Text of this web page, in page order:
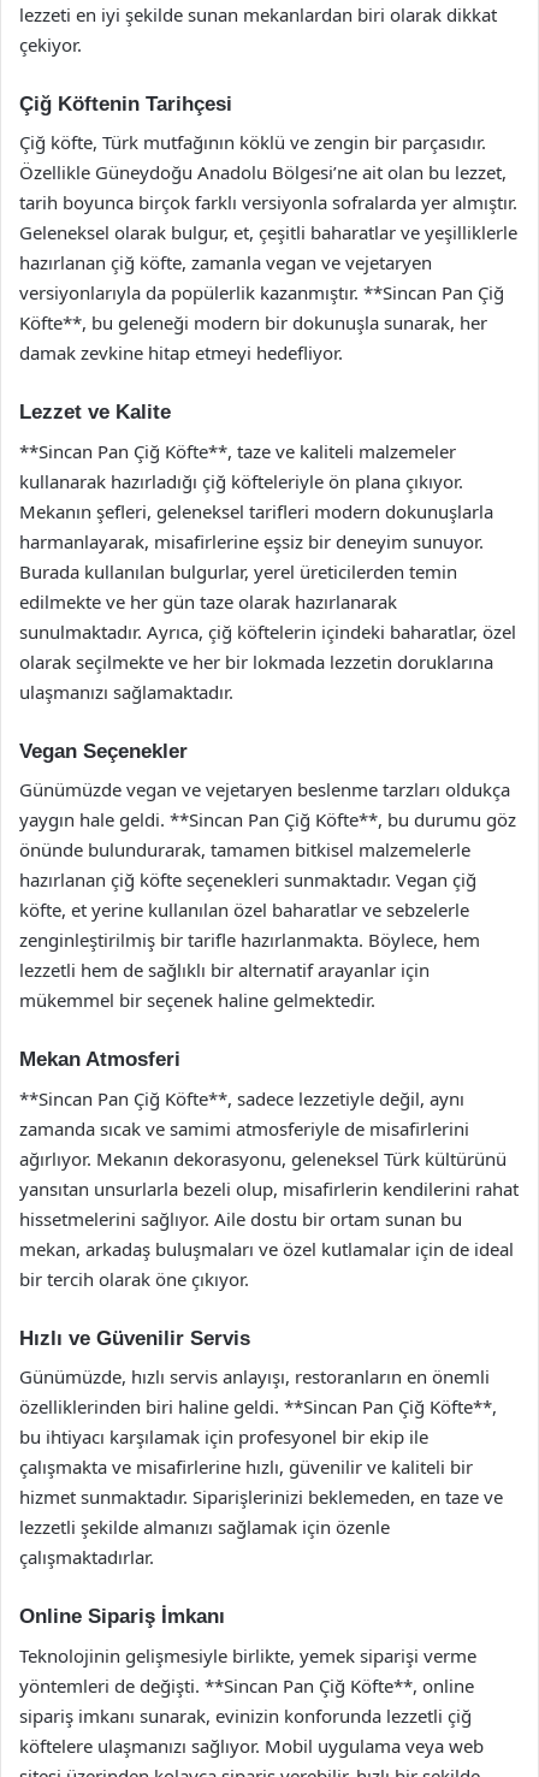
lezzeti en iyi şekilde sunan mekanlardan biri olarak dikkat
çekiyor.
Çiğ Köftenin Tarihçesi
Çiğ köfte, Türk mutfağının köklü ve zengin bir parçasıdır.
Özellikle Güneydoğu Anadolu Bölgesi’ne ait olan bu lezzet,
tarih boyunca birçok farklı versiyonla sofralarda yer almıştır.
Geleneksel olarak bulgur, et, çeşitli baharatlar ve yeşilliklerle
hazırlanan çiğ köfte, zamanla vegan ve vejetaryen
versiyonlarıyla da popülerlik kazanmıştır. **Sincan Pan Çiğ
Köfte**, bu geleneği modern bir dokunuşla sunarak, her
damak zevkine hitap etmeyi hedefliyor.
Lezzet ve Kalite
**Sincan Pan Çiğ Köfte**, taze ve kaliteli malzemeler
kullanarak hazırladığı çiğ köfteleriyle ön plana çıkıyor.
Mekanın şefleri, geleneksel tarifleri modern dokunuşlarla
harmanlayarak, misafirlerine eşsiz bir deneyim sunuyor.
Burada kullanılan bulgurlar, yerel üreticilerden temin
edilmekte ve her gün taze olarak hazırlanarak
sunulmaktadır. Ayrıca, çiğ köftelerin içindeki baharatlar, özel
olarak seçilmekte ve her bir lokmada lezzetin doruklarına
ulaşmanızı sağlamaktadır.
Vegan Seçenekler
Günümüzde vegan ve vejetaryen beslenme tarzları oldukça
yaygın hale geldi. **Sincan Pan Çiğ Köfte**, bu durumu göz
önünde bulundurarak, tamamen bitkisel malzemelerle
hazırlanan çiğ köfte seçenekleri sunmaktadır. Vegan çiğ
köfte, et yerine kullanılan özel baharatlar ve sebzelerle
zenginleştirilmiş bir tarifle hazırlanmakta. Böylece, hem
lezzetli hem de sağlıklı bir alternatif arayanlar için
mükemmel bir seçenek haline gelmektedir.
Mekan Atmosferi
**Sincan Pan Çiğ Köfte**, sadece lezzetiyle değil, aynı
zamanda sıcak ve samimi atmosferiyle de misafirlerini
ağırlıyor. Mekanın dekorasyonu, geleneksel Türk kültürünü
yansıtan unsurlarla bezeli olup, misafirlerin kendilerini rahat
hissetmelerini sağlıyor. Aile dostu bir ortam sunan bu
mekan, arkadaş buluşmaları ve özel kutlamalar için de ideal
bir tercih olarak öne çıkıyor.
Hızlı ve Güvenilir Servis
Günümüzde, hızlı servis anlayışı, restoranların en önemli
özelliklerinden biri haline geldi. **Sincan Pan Çiğ Köfte**,
bu ihtiyacı karşılamak için profesyonel bir ekip ile
çalışmakta ve misafirlerine hızlı, güvenilir ve kaliteli bir
hizmet sunmaktadır. Siparişlerinizi beklemeden, en taze ve
lezzetli şekilde almanızı sağlamak için özenle
çalışmaktadırlar.
Online Sipariş İmkanı
Teknolojinin gelişmesiyle birlikte, yemek siparişi verme
yöntemleri de değişti. **Sincan Pan Çiğ Köfte**, online
sipariş imkanı sunarak, evinizin konforunda lezzetli çiğ
köftelere ulaşmanızı sağlıyor. Mobil uygulama veya web